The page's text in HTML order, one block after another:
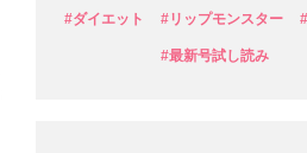
#ダイエット #リップモンスター
#最新号試し読み